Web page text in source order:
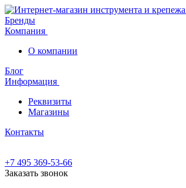
Бренды
Компания
О компании
Блог
Информация
Реквизиты
Магазины
Контакты
+7 495 369-53-66
Заказать звонок